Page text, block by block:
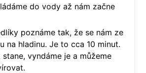
do vody až nám začne
poznáme tak, že se nám ze
na hladinu. Je to cca 10 minut.
stane, vyndáme je a můžeme